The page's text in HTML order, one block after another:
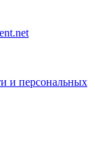
и персональных